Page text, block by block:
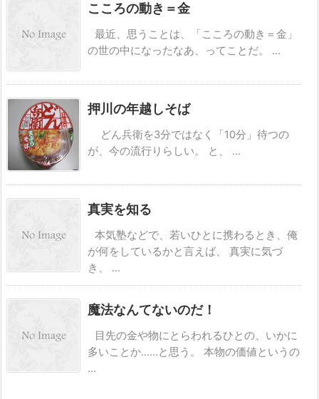
こころの動き＝金
最近、思うことは、「こころの動き＝金」
の世の中になったなあ、ってことだ。 ...
押川の年越しそば
どん兵衛を3分ではなく「10分」待つの
が、今の流行りらしい。 と、 ...
真実を知る
本気塾などで、若いひとに携わるとき、俺
が何をしているかと言えば、 真実に気づ
き、 ...
魔法なんてないのだ！
目先の金や物にとらわれるひとの、いかに
多いことか……と思う。 本物の価値というの
...